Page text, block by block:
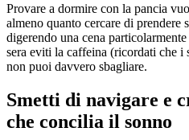
Provare a dormire con la pancia
almeno quanto cercare di prendere
digerendo una cena
sera eviti la caffeina (ricordati che
non puoi davvero sbagliare.
Smetti di navigare e
che concilia il sonno